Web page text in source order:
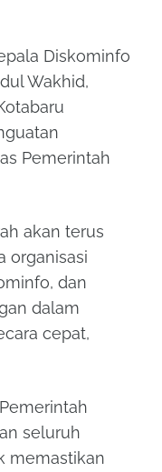
Diskominfo
Wakhid,
Pemerintah
akan terus
organisasi
dan
dalam
cepat,
seluruh
memastikan